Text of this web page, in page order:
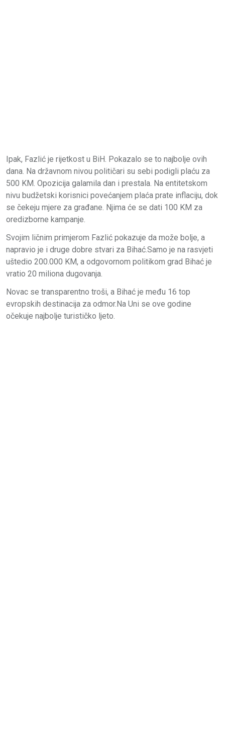
Ipak, Fazlić je rijetkost u BiH. Pokazalo se to najbolje ovih
dana. Na državnom nivou političari su sebi podigli plaću za
500 KM. Opozicija galamila dan i prestala. Na entitetskom
nivu budžetski korisnici povećanjem plaća prate inflaciju, dok
se čekeju mjere za građane. Njima će se dati 100 KM za
oredizborne kampanje.
Svojim ličnim primjerom Fazlić pokazuje da može bolje, a
napravio je i druge dobre stvari za Bihać.Samo je na rasvjeti
uštedio 200.000 KM, a odgovornom politikom grad Bihać je
vratio 20 miliona dugovanja.
Novac se transparentno troši, a Bihać je među 16 top
evropskih destinacija za odmor.Na Uni se ove godine
očekuje najbolje turističko ljeto.